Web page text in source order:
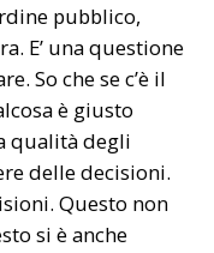
pubblico,
E’ una questione
So che se c’è il
è giusto
qualità degli
delle decisioni.
Questo non
si è anche